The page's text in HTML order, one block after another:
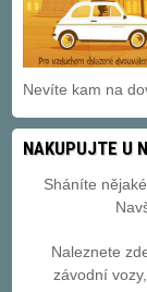
Nevíte kam na
NAKUPUJTE U
Sháníte
Naleznete
závodní